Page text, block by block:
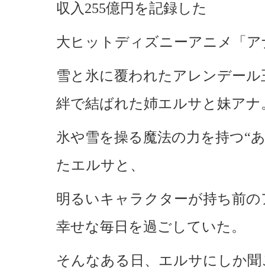
収入255億円を記録した
大ヒットディズニーアニメ「
雪と氷に覆われたアレンデー
絆で結ばれた姉エルサと妹アナ
氷や雪を操る魔法の力を持つ“
たエルサと、
明るいキャラクターが持ち前
幸せな毎日を過ごしていた。
そんなある日、エルサにしか